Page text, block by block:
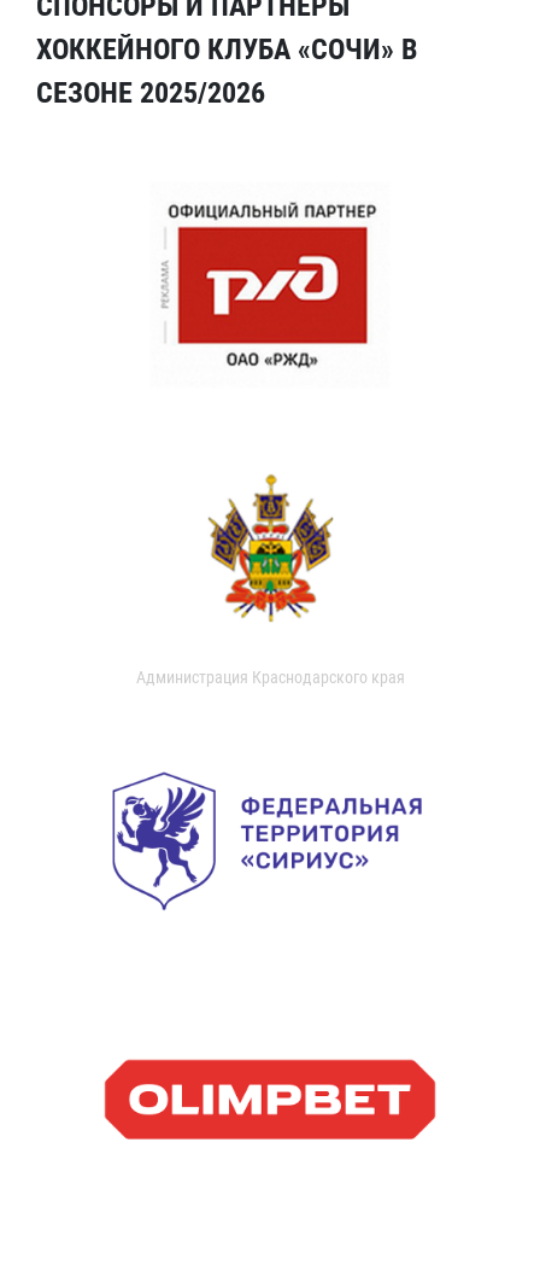
ХОККЕЙНОГО КЛУБА «СОЧИ» В
СЕЗОНЕ 2025/2026
Администрация Краснодарского края